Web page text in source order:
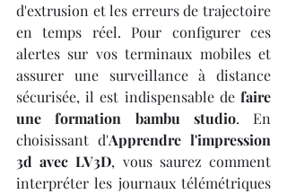
d'extrusion et les erreurs de trajectoire
en temps réel. Pour configurer ces
alertes sur vos terminaux mobiles et
assurer une surveillance à distance
sécurisée, il est indispensable de faire
une formation bambu studio. En
choisissant d'Apprendre l'impression
3d avec LV3D, vous saurez comment
interpréter les journaux télémétriques